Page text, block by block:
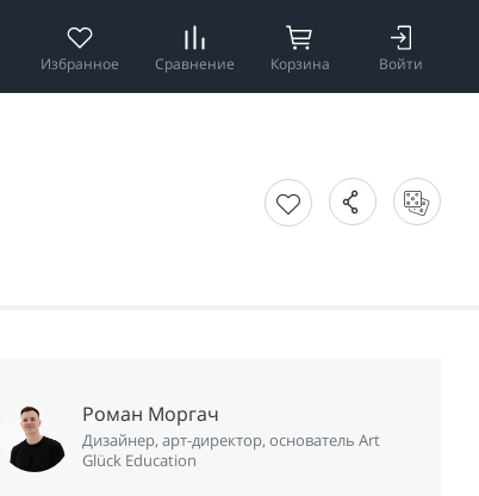
Избранное Сравнение Корзина Войти
Роман Моргач
Дизайнер, арт-директор, основатель Art
Glück Education